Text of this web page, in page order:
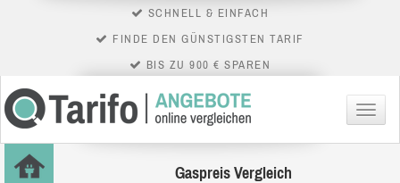
SCHNELL & EINFACH
FINDE DEN GÜNSTIGSTEN TARIF
BIS ZU 900 € SPAREN
Menü
Gaspreis Vergleich